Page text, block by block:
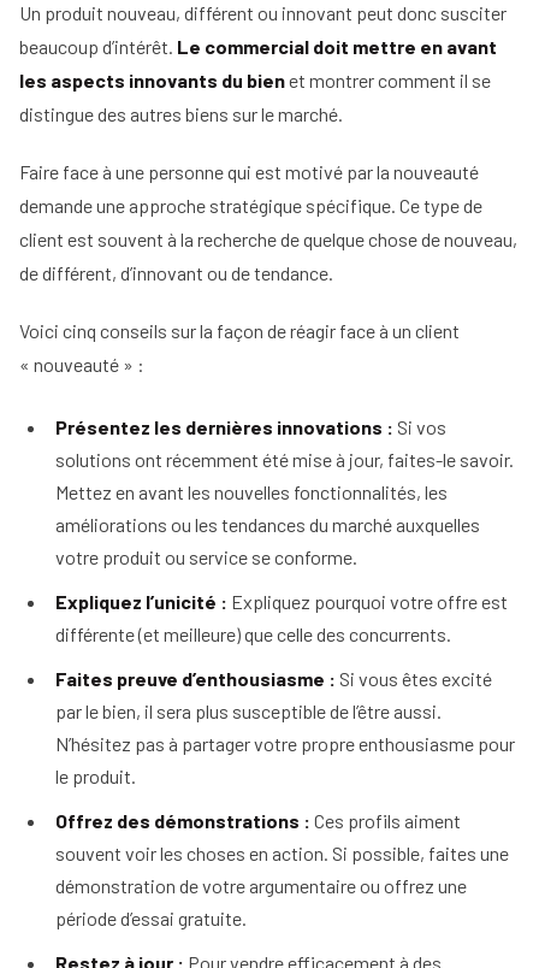
un
mandat
en
étapes
nos
conseils
Un produit nouveau, différent ou innovant peut donc susciter
beaucoup d’intérêt. Le commercial doit mettre en avant
les aspects innovants du bienet montrer comment il se
distingue des autres biens sur le marché.
Faire face à une personne qui est motivé par la nouveauté
demande une approche stratégique spécifique. Ce type de
client est souvent à la recherche de quelque chose de nouveau,
de différent, d’innovant ou de tendance.
Voici cinq conseils sur la façon de réagir face à un client
« nouveauté » :
Présentez les dernières innovations : Si vos
solutions ont récemment été mise à jour, faites-le savoir.
Mettez en avant les nouvelles fonctionnalités, les
améliorations ou les tendances du marché auxquelles
votre produit ou service se conforme.
Expliquez l’unicité : Expliquez pourquoi votre offre est
différente (et meilleure) que celle des concurrents.
Faites preuve d’enthousiasme : Si vous êtes excité
par le bien, il sera plus susceptible de l’être aussi.
N’hésitez pas à partager votre propre enthousiasme pour
le produit.
Offrez des démonstrations : Ces profils aiment
souvent voir les choses en action. Si possible, faites une
démonstration de votre argumentaire ou offrez une
période d’essai gratuite.
Restez à jour : Pour vendre efficacement à des